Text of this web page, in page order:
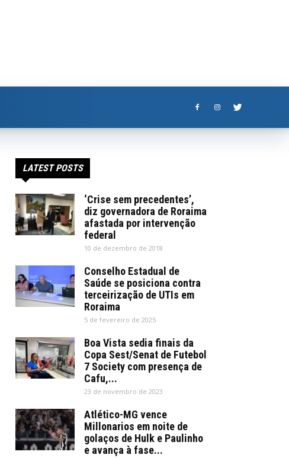
LATEST POSTS
‘Crise sem precedentes’,
diz governadora de Roraima
afastada por intervenção
federal
10 de dezembro de 2018
Conselho Estadual de
Saúde se posiciona contra
terceirização de UTIs em
Roraima
5 de fevereiro de 2025
Boa Vista sedia finais da
Copa Sest/Senat de Futebol
7 Society com presença de
Cafu,...
23 de novembro de 2023
Atlético-MG vence
Millonarios em noite de
golaços de Hulk e Paulinho
e avança à fase...